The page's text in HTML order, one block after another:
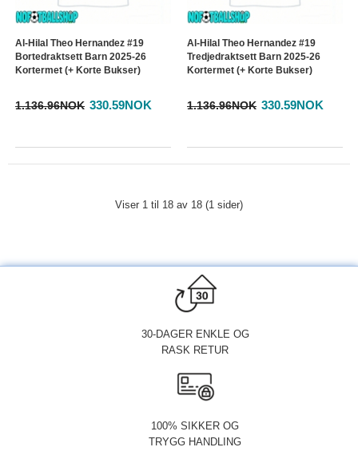
Al-Hilal Theo Hernandez #19
Bortedraktsett Barn 2025-26
Kortermet (+ Korte Bukser)
1.136.96NOK 330.59NOK
Al-Hilal Theo Hernandez #19
Tredjedraktsett Barn 2025-26
Kortermet (+ Korte Bukser)
1.136.96NOK 330.59NOK
Viser 1 til 18 av 18 (1 sider)
30-DAGER ENKLE OG
RASK RETUR
100% SIKKER OG
TRYGG HANDLING